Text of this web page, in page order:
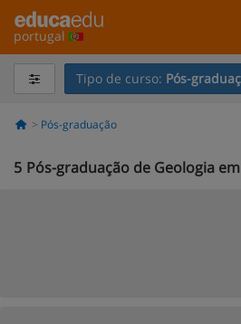
portugal
Tipo de curso: Pós-
Pós-graduação
5 Pós-graduação de Geologia